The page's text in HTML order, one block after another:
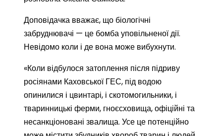
Доповідачка вважає, що біологічні
забруднювачі — це бомба уповільненої дії.
Невідомо коли і де вона може вибухнути.
«Коли відбулося затоплення після підриву
росіянами Каховської ГЕС, під водою
опинилися і цвинтарі, і скотомогильники, і
тваринницькі ферми, гноєсховища, офіційні та
несанкціоновані звалища. Усе це потенційно